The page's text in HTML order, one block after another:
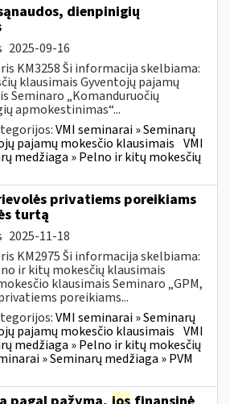
dienpinigių
2025-09-16
KM3258 Ši informacija skelbiama:
klausimais Gyventojų pajamų
Seminaro „Komanduruočių
apmokestinimas“...
VMI seminarai » Seminarų
pajamų mokesčio klausimais VMI
medžiaga » Pelno ir kitų mokesčių
privatiems poreikiams
turtą
2025-11-18
KM2975 Ši informacija skelbiama:
ir kitų mokesčių klausimais
klausimais Seminaro „GPM,
poreikiams...
VMI seminarai » Seminarų
pajamų mokesčio klausimais VMI
medžiaga » Pelno ir kitų mokesčių
» Seminarų medžiaga » PVM